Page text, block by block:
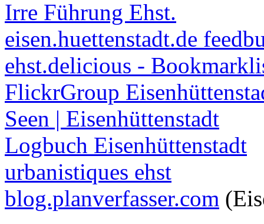
Irre Führung Ehst.
eisen.huettenstadt.de
ehst.delicious -
FlickrGroup
Seen | Eisenhüttenstadt
Logbuch Eisenhüttenstadt
urbanistiques ehst
blog.planverfasser.com